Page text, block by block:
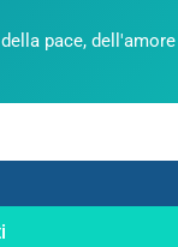
pace, dell'amore